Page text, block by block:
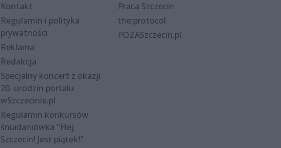
Kontakt
Regulamin i polityka
prywatności
Reklama
Redakcja
Specjalny koncert z okazji
20. urodzin portalu
wSzczecinie.pl
Regulamin konkursów
śniadaniówka "Hej
Szczecin! Jest piątek!"
Praca Szczecin
the:protocol
POZASzczecin.pl